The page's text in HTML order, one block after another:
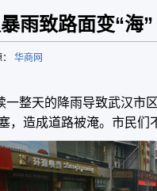
雨致路面变“海
华商网
一整天的降雨导致武汉市
，造成道路被淹。市民们